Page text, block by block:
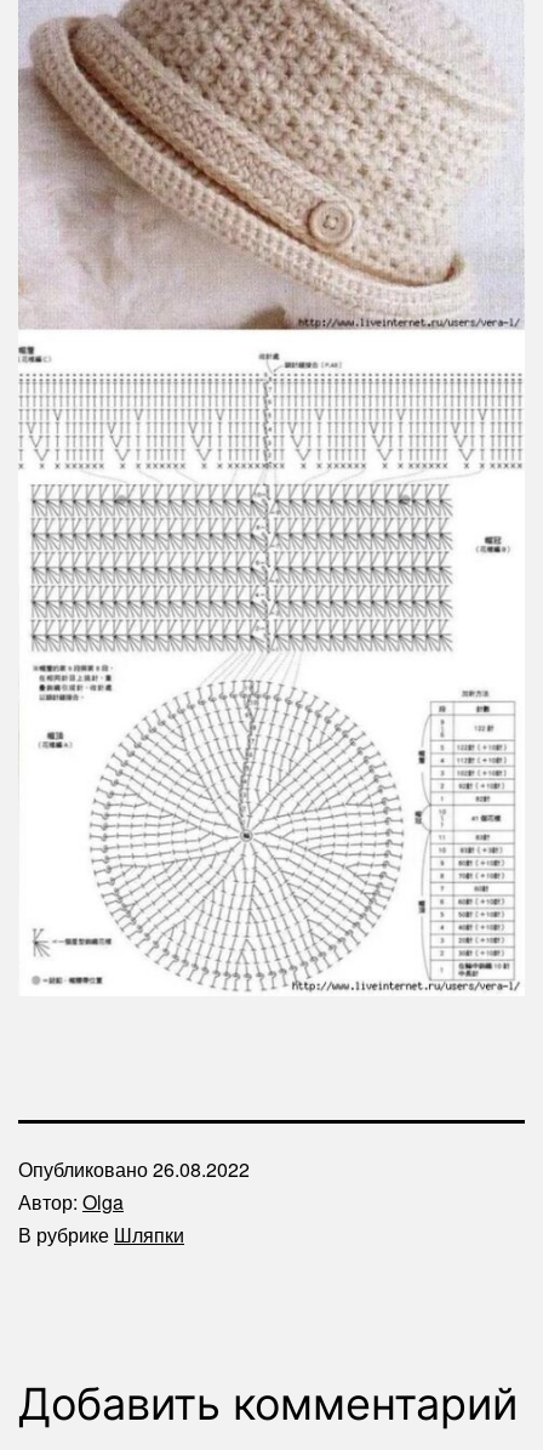
Опубликовано26.08.2022
Автор: Olga
В рубрике Шляпки
Добавить комментарий